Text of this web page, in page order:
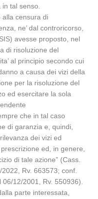
tal senso.
alla censura di
ne’ dal controricorso,
avesse proposto, nel
di risoluzione del
al principio secondo cui
a causa dei vizi della
per la risoluzione del
ed esercitare la sola
che in tal caso
di garanzia e, quindi,
dei vizi ed
ed, in genere,
di tale azione” (Cass.
Rv. 663573; conf.
12/2001, Rv. 550936).
parte interessata,